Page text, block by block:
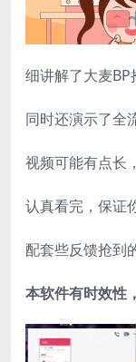
细讲解了大麦BP
同时还演示了全
视频可能有点长
认真看完，保证
配套些反馈抢到
本软件有时效性